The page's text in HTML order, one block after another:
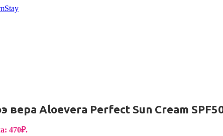
Aloevera Perfect Sun Cream
470₽.